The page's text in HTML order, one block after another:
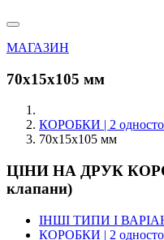
МАГАЗИН
70х15х105 мм
КОРОБКИ | 2
70х15х105 мм
ЦІНИ НА ДРУК
клапани)
ІНШІ ТИПИ І
КОРОБКИ | 2